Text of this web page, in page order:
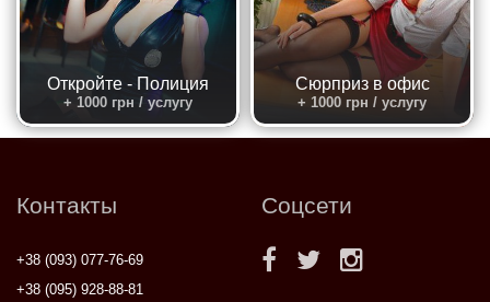
Откройте - Полиция
+ 1000 грн / услугу
Сюрприз в офис
+ 1000 грн / услугу
Контакты
+38 (093) 077-76-69
+38 (095) 928-88-81
Соцсети